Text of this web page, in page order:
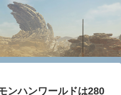
ンハンワールドは280